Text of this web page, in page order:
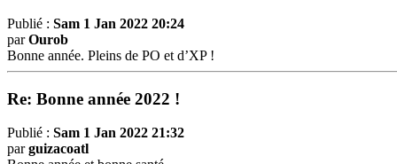
Publié : Sam 1 Jan 2022 20:24
parOurob
Bonne année. Pleins de PO et d’XP !
Re: Bonne année 2022 !
Publié : Sam 1 Jan 2022 21:32
parguizacoatl